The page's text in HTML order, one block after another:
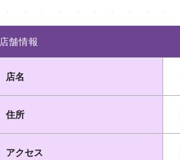
店舗情報
店名
住所
アクセス